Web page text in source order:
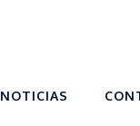
NOTICIAS